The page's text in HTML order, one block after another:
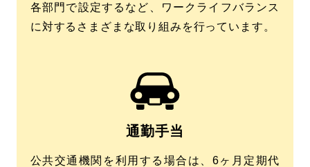
各部門で設定するなど、ワークライフバランス
に対するさまざまな取り組みを行っています。
通勤手当
公共交通機関を利用する場合は、6ヶ月定期代